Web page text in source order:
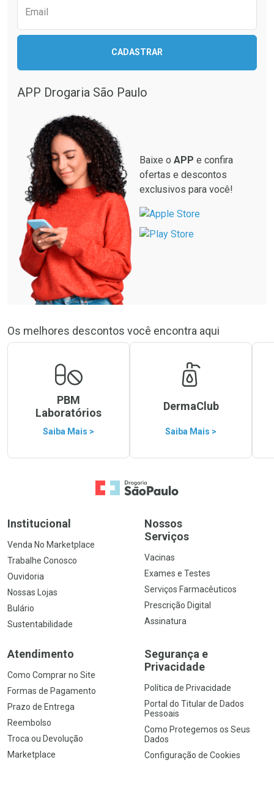
Email
CADASTRAR
APP Drogaria São Paulo
Baixe o APP e confira
ofertas e descontos
exclusivos para você!
Os melhores descontos você encontra aqui
PBM
Laboratórios
Saiba Mais >
DermaClub
Saiba Mais >
Ir para a Home
Institucional
Venda No Marketplace
Trabalhe Conosco
Ouvidoria
Nossas Lojas
Bulário
Sustentabilidade
Nossos
Serviços
Vacinas
Exames e Testes
Serviços Farmacêuticos
Prescrição Digital
Assinatura
Atendimento
Como Comprar no Site
Formas de Pagamento
Prazo de Entrega
Reembolso
Troca ou Devolução
Marketplace
Segurança e
Privacidade
Política de Privacidade
Portal do Titular de Dados
Pessoais
Como Protegemos os Seus
Dados
Configuração de Cookies